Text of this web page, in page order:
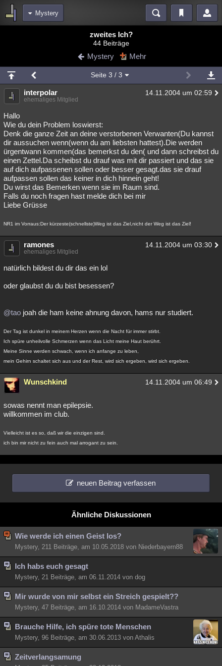
Mystery
Blogs
Chat Wiki Neuigkeiten
meine Rubriken
Menschen Wissenschaft Mystery Kriminalfälle
Spiritualität
Natur Umfragen Unterhaltung
weitere Rubriken
Philosophie Träume Orte Esoterik Literatur
Astronomie Helpdesk Gruppen Gaming
Musik Clash
Lesenswert Schlüsselwörter
zweites Ich?
44 Beiträge
Mystery Mehr
Seite 3 / 3
interpolar 14.11.2004 um 02:59
ehemaliges Mitglied
Hallo
Wie du dein Problem loswierst:
Denk die ganze Zeit an deine verstorbenen Verwanten(Du kannst
dir aussuchen wenn(wenn du am liebsten hattest).Die werden
ürgentwann kommen(das bemerkst du den( und dann schreibst du
einen Zettel.Da scheibst du drauf was mit dir passiert und das sie
auf dich aufpassenen sollen oder besser gesagt.das sie drauf
aufpassen sollen das keiner in dich hinnein geht!
Du wirst das Bemerken wenn sie im Raum sind.
Falls du noch fragen hast melde dich bei mir
Liebe Grüsse
NR1 im Vorraus:Der kürzeste(schnellste)Weg ist das Ziel,nicht der Weg ist das Ziel!
ramones 14.11.2004 um 03:30
ehemaliges Mitglied
natürlich bildest du dir das ein lol
oder glaubst du du bist besessen?
@tao joah die ham keine ahnung davon, hams nur studiert.
Der Tag ist dunkel in meinem Herzen wenn die Nacht für immer stirbt.
Ich spüre unheilvolle Schmerzen wenn das Licht meine Haut berührt.
Meine Sinne werden schwach, wenn ich anfange zu leben,
mein Gehirn schaltet sich aus und der Rest, wird sich ergeben, wird sich ergeben.
Wunschkind 14.11.2004 um 06:49
sowas nennt man epilepsie.
willkommen im club.
Vielleicht ist es so, daß wir die einzigen sind.
ich bin mir nicht zu fein auch mal arrogant zu sein.
neuen Beitrag verfassen
Ähnliche Diskussionen
Wie werde ich einen Geist los?
Mystery, 211 Beiträge, am 10.05.2018 von Niederbayern88
Ich habs euch gesagt
Mystery, 21 Beiträge, am 06.11.2014 von dog
Mir wurde von mir selbst ein Streich gespielt??
Mystery, 47 Beiträge, am 16.10.2014 von MadameVastra
Brauche Hilfe, ich spüre tote Menschen
Mystery, 96 Beiträge, am 30.06.2013 von Athalis
Zeitverlangsamung